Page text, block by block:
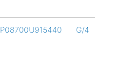
P08700U915440 G/4